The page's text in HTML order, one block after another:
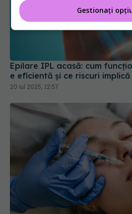
Epilare IPL acasă: cum
e eficientă și ce riscuri implică
Procedurile estetice pot
controlat, arată un nou studiu
16 iul 2026, 20:52
Gestionați